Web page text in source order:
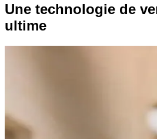
Une technologie de
ultime